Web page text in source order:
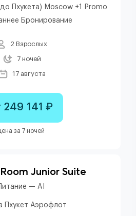
Пхукета) Moscow +1 Promo
Бронирование
2 Взрослых
7 ночей
17 августа
249 141 ₽
за 7 ночей
Junior Suite
Питание — AI
Пхукет Аэрофлот